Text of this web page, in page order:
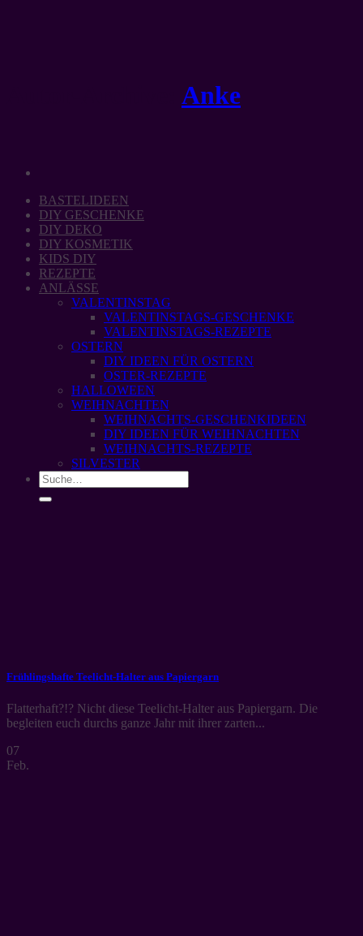
BASTELIDEEN
DIY GESCHENKE
DIY DEKO
DIY KOSMETIK
KIDS DIY
REZEPTE
ANLÄSSE
VALENTINSTAG
VALENTINSTAGS-GESCHENKE
VALENTINSTAGS-REZEPTE
OSTERN
DIY IDEEN FÜR OSTERN
OSTER-REZEPTE
HALLOWEEN
WEIHNACHTEN
WEIHNACHTS-GESCHENKIDEEN
DIY IDEEN FÜR WEIHNACHTEN
WEIHNACHTS-REZEPTE
SILVESTER
Anke
Frühlingshafte Teelicht-Halter aus Papiergarn
Flatterhaft?!? Nicht diese Teelicht-Halter aus Papiergarn. Die
begleiten euch durchs ganze Jahr mit ihrer zarten...
07
Feb.